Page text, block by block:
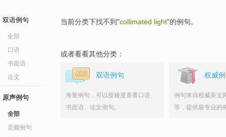
双语例句
全部
口语
书面语
论文
原声例句
全部
音频例句
当前分类下找不到"collimated light"的例句。
或者看看其他分类：
双语例句
海量例句，可以按难度查看口语、
书面语、论文例句。
权威
例句来自权威英文
等，提供最专业的